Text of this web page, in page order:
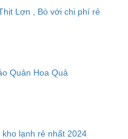
Lợn , Bò với chi phí rẻ
Quản Hoa Quả
lạnh rẻ nhất 2024